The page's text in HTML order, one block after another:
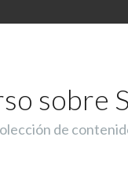
sobre
de